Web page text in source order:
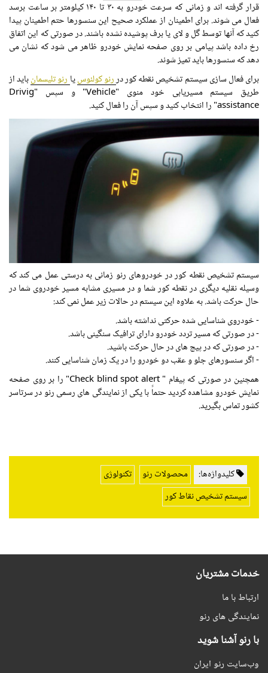
قرار گرفته اند و زمانی که سرعت خودرو به ۳۰ تا ۱۴۰ کیلومتر بر ساعت برسد
فعال می شوند. برای اطمینان از عملکرد صحیح این سنسورها حتم اطمینان پیدا
کنید که آنها توسط گل و لای یا برف پوشیده نشده باشند. در صورتی که این اتفاق
رخ داده باشد پیامی بر روی صفحه نمایش خودرو ظاهر می شود که نشان می
دهد که سنسورها باید تمیز شوند.
برای فعال سازی سیستم تشخیص نقطه کور دررنو کولئوسیا رنو تلیسمانباید از
طریق سیستم مسیریابی خود منوی "Vehicle" و سپس "Drivig
assistance" را انتخاب کنید و سپس آن را فعال کنید.
سیستم تشخیص نقطه کور در خودروهای رنو زمانی به درستی عمل می کند که
وسیله نقلیه دیگری در نقطه کور شما و در مسیری مشابه مسیر خودروی شما در
حال حرکت باشد. به علاوه این سیستم در حالات زیر عمل نمی کند:
- خودروی شناسایی شده حرکتی نداشته باشد.
- در صورتی که مسیر تردد خودرو دارای ترافیک سنگینی باشد.
- در صورتی که در پیچ های در حال حرکت باشید.
- اگر سنسورهای جلو و عقب دو خودرو را در یک زمان شناسایی کنند.
همچنین در صورتی که پیغام " Check blind spot alert" را بر روی صفحه
نمایش خودرو مشاهده کردید حتماً با یکی از نمایندگی های رسمی رنو در سرتاسر
کشور تماس بگیرید.
کلیدواژه‌ها: محصولات رنو
تکنولوژی
سیستم تشخیص نقاط کور
خدمات مشتریان
ارتباط با ما
نمایندگی های رنو
با رنو آشنا شوید
وب‌سایت رنو ایران